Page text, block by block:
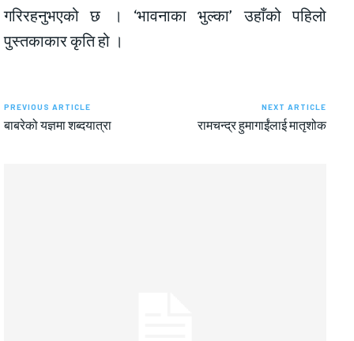
गरिरहनुभएको छ । ‘भावनाका भुल्का’ उहाँको पहिलो
पुस्तकाकार कृति हो ।
PREVIOUS ARTICLE
बाबरेको यज्ञमा शब्दयात्रा
NEXT ARTICLE
रामचन्द्र हुमागाईंलाई मातृशोक